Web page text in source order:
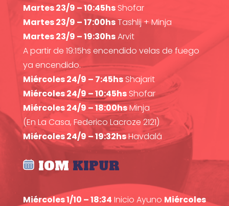
Martes 23/9 – 10:45hsShofar
Martes 23/9 – 17:00hsTashlij + Minja
Martes 23/9 – 19:30hsArvit
A partir de 19:15hs encendido velas de fuego
ya encendido.
Miércoles 24/9 – 7:45hsShajarit
Miércoles 24/9 – 10:45hsShofar
Miércoles 24/9 – 18:00hsMinja
(En La Casa, Federico Lacroze 2121)
Miércoles 24/9 – 19:32hsHavdalá
IOM KIPUR
Miércoles 1/10 – 18:34 Inicio Ayuno Miércoles